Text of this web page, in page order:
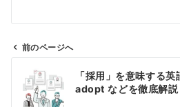
前のページへ
「採用」を意味する
adopt などを徹底解説